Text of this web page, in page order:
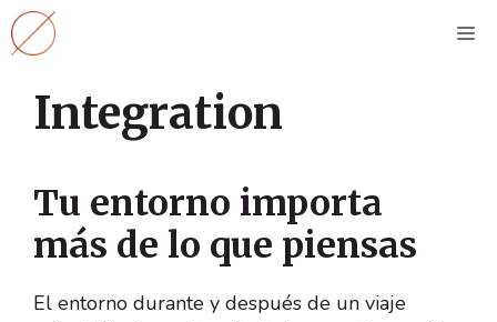
Saltar
al
Integration
Tu entorno importa
más de lo que piensas
El entorno durante y después de un viaje